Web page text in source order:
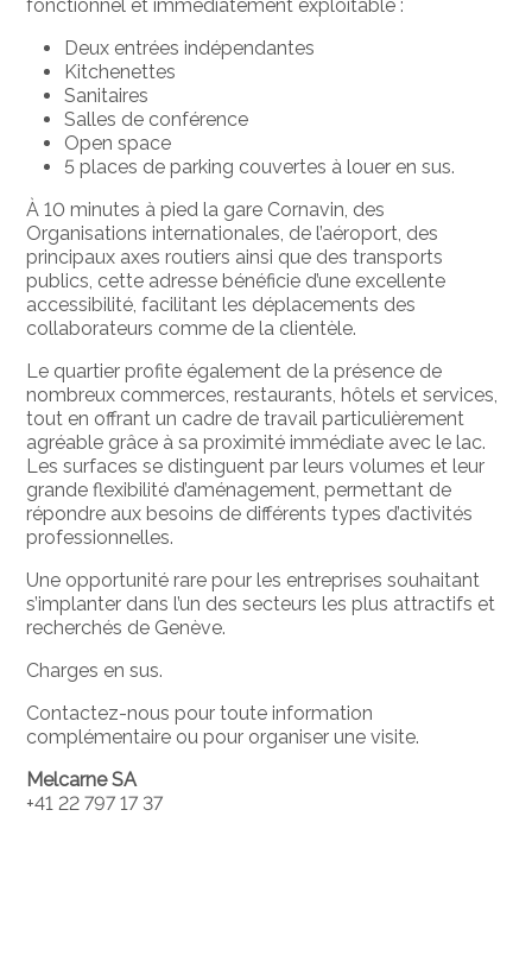
fonctionnel et immédiatement exploitable :
Deux entrées indépendantes
Kitchenettes
Sanitaires
Salles de conférence
Open space
5 places de parking couvertes à louer en sus.
À 10 minutes à pied la gare Cornavin, des
Organisations internationales, de l’aéroport, des
principaux axes routiers ainsi que des transports
publics, cette adresse bénéficie d’une excellente
accessibilité, facilitant les déplacements des
collaborateurs comme de la clientèle.
Le quartier profite également de la présence de
nombreux commerces, restaurants, hôtels et services,
tout en offrant un cadre de travail particulièrement
agréable grâce à sa proximité immédiate avec le lac.
Les surfaces se distinguent par leurs volumes et leur
grande flexibilité d’aménagement, permettant de
répondre aux besoins de différents types d’activités
professionnelles.
Une opportunité rare pour les entreprises souhaitant
s’implanter dans l’un des secteurs les plus attractifs et
recherchés de Genève.
Charges en sus.
Contactez-nous pour toute information
complémentaire ou pour organiser une visite.
Melcarne SA
+41 22 797 17 37